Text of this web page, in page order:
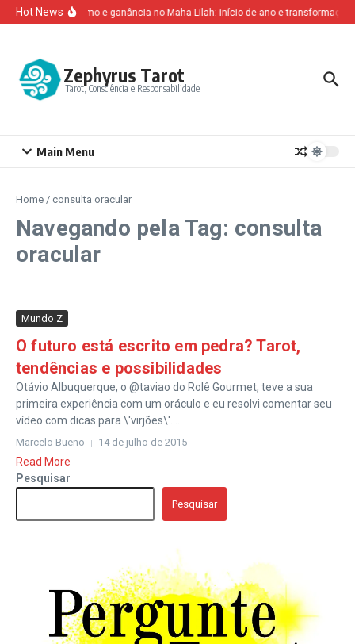
Ir para o conteúdo
Hot NewsAltruísmo e ganância no Maha Lilah: início de ano e transformação
Zephyrus Tarot
Tarot, Consciência e Responsabilidade
Main Menu
Home / consulta oracular
Navegando pela Tag: consulta
oracular
Mundo Z
O futuro está escrito em pedra? Tarot,
tendências e possibilidades
Otávio Albuquerque, o @taviao do Rolê Gourmet, teve a sua
primeira experiência com um oráculo e eu resolvi comentar seu
vídeo com dicas para \'virjões\'....
Marcelo Bueno 14 de julho de 2015
Read More
Pesquisar
Pesquisar